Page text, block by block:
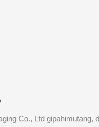
Co., Ltd gipahimutang,